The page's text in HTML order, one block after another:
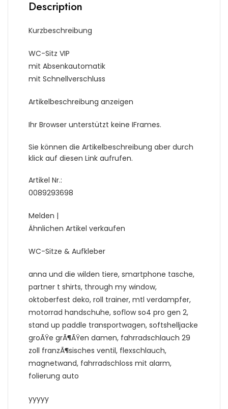
Description
Kurzbeschreibung
WC-Sitz VIP
mit Absenkautomatik
mit Schnellverschluss
Artikelbeschreibung anzeigen
Ihr Browser unterstützt keine IFrames.
Sie können die Artikelbeschreibung aber durch
klick auf diesen Link aufrufen.
Artikel Nr.:
0089293698
Melden |
Ähnlichen Artikel verkaufen
WC-Sitze & Aufkleber
anna und die wilden tiere, smartphone tasche,
partner t shirts, through my window,
oktoberfest deko, roll trainer, mtl verdampfer,
motorrad handschuhe, soflow so4 pro gen 2,
stand up paddle transportwagen, softshelljacke
groÃŸe grÃ¶ÃŸen damen, fahrradschlauch 29
zoll franzÃ¶sisches ventil, flexschlauch,
magnetwand, fahrradschloss mit alarm,
folierung auto
yyyyy